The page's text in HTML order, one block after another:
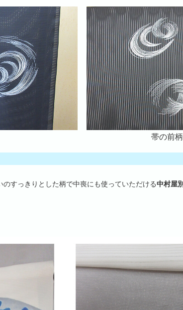
帯の前柄
すっきりとした柄で中喪にも使っていただける中村屋